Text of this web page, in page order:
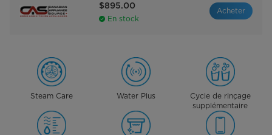
$895.00
En stock
Acheter
Steam Care Water Plus
Cycle de rinçage
supplémentaire